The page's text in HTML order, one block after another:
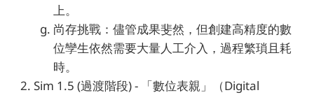
上。
尚存挑戰：儘管成果斐然，但創建高精度的數
位孿生依然需要大量人工介入，過程繁瑣且耗
時。
Sim 1.5 (過渡階段) - 「數位表親」（Digital